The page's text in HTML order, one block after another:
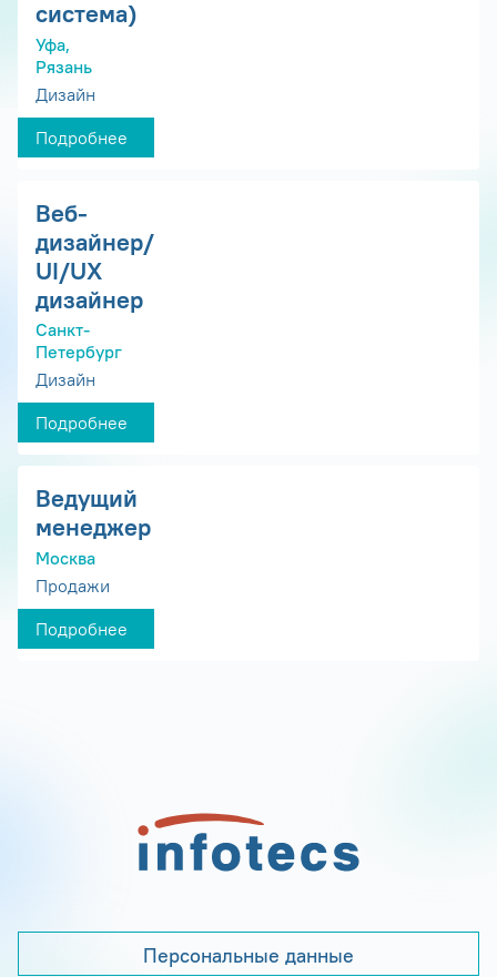
система)
Уфа,
Рязань
Дизайн
Подробнее
Веб-
дизайнер/
UI/UX
дизайнер
Санкт-
Петербург
Дизайн
Подробнее
Ведущий
менеджер
Москва
Продажи
Подробнее
Персональные данные